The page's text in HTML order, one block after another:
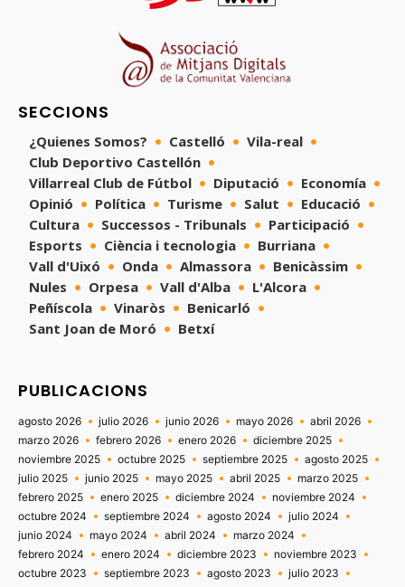
SECCIONS
¿Quienes Somos? Castelló
Vila-real
Club Deportivo Castellón
Villarreal Club de Fútbol
Diputació
Economía
Opinió
Política Turisme Salut
Educació
Cultura
Successos - Tribunals
Participació
Esports
Ciència i tecnologia
Burriana
Vall d'Uixó
Onda Almassora
Benicàssim
Nules
Orpesa Vall d'Alba
L'Alcora
Peñíscola
Vinaròs
Benicarló
Sant Joan de Moró
Betxí
PUBLICACIONS
agosto 2026 julio 2026 junio 2026 mayo 2026
abril 2026
marzo 2026
febrero 2026 enero 2026
diciembre 2025
noviembre 2025
octubre 2025 septiembre 2025
agosto 2025
julio 2025
junio 2025 mayo 2025 abril 2025
marzo 2025
febrero 2025
enero 2025 diciembre 2024
noviembre 2024
octubre 2024
septiembre 2024 agosto 2024
julio 2024
junio 2024
mayo 2024 abril 2024
marzo 2024
febrero 2024
enero 2024 diciembre 2023
noviembre 2023
octubre 2023
septiembre 2023 agosto 2023
julio 2023